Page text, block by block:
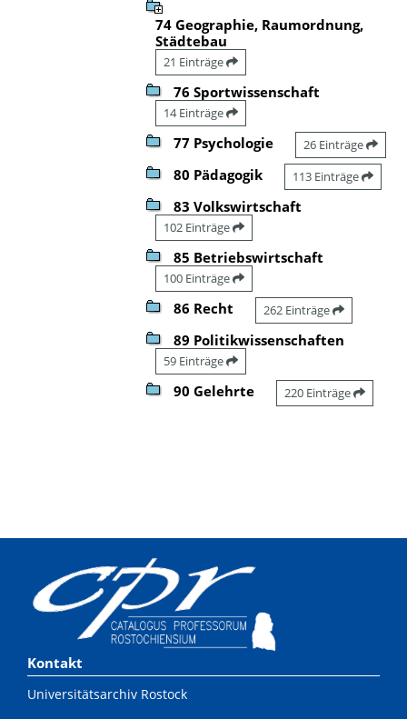
74 Geographie, Raumordnung,
Städtebau
21 Einträge
76 Sportwissenschaft
14 Einträge
77 Psychologie 26 Einträge
80 Pädagogik 113 Einträge
83 Volkswirtschaft
102 Einträge
85 Betriebswirtschaft
100 Einträge
86 Recht 262 Einträge
89 Politikwissenschaften
59 Einträge
90 Gelehrte 220 Einträge
Kontakt
Universitätsarchiv Rostock